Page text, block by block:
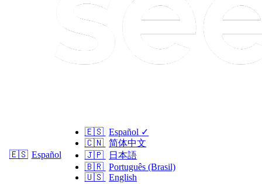
🇪🇸 Español
🇪🇸 Español ✓
🇨🇳 简体中文
🇯🇵
日本語
🇧🇷 Português (Brasil)
🇺🇸 English